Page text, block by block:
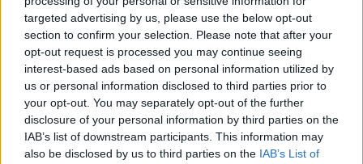
targeted advertising by us, please use the below opt-out
section to confirm your selection. Please note that after your
opt-out request is processed you may continue seeing
interest-based ads based on personal information utilized by
us or personal information disclosed to third parties prior to
your opt-out. You may separately opt-out of the further
disclosure of your personal information by third parties on the
IAB’s list of downstream participants. This information may
also be disclosed by us to third parties on the IAB’s List of